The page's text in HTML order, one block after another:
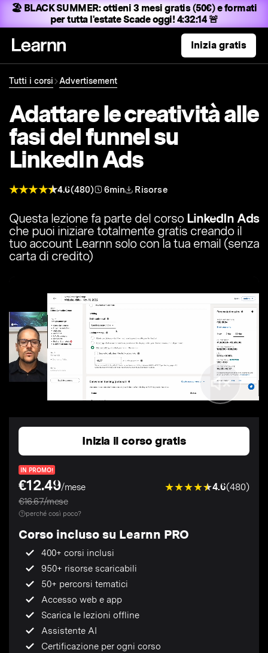
🏖️ BLACK SUMMER:ottieni 3 mesi gratis (50€) e formati
per tutta l'estateScade oggi! 4:32:13 🚨
Inizia gratis
Tutti i corsi Advertisement
Adattare le creatività alle
fasi del funnel su
LinkedIn Ads
4.6(480) 6min Risorse
Questa lezione fa parte del corso LinkedIn Ads
che puoi iniziare totalmente gratis creando il
tuo account Learnn solo con la tua email (senza
carta di credito)
Inizia il corso gratis
IN PROMO!
€12.49/mese
€16.67/mese
4.6(480)
perché così poco?
Corso incluso su Learnn PRO
400+ corsi inclusi
950+ risorse scaricabili
50+ percorsi tematici
Accesso web e app
Scarica le lezioni offline
Assistente AI
Certificazione per ogni corso